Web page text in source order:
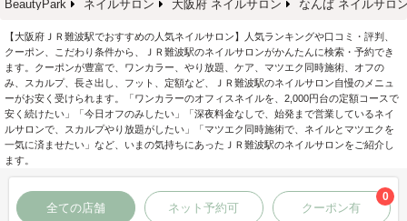
BeautyPark ネイルサロン 大阪府 ネイルサロン なんば ネイルサロ
【大阪府ＪＲ難波駅でおすすめの人気ネイルサロン】人気ランキングや口コミ・評判、
クーポン、こだわり条件から、ＪＲ難波駅のネイルサロンがかんたんに検索・予約でき
ます。クーポンが豊富で、ワンカラー、やり放題、ケア、マツエク同時施術、オフの
み、スカルプ、長さ出し、フット、定額など、ＪＲ難波駅のネイルサロン自慢のメニュ
ーがお安く受けられます。「ワンカラーのオフィスネイルを、2,000円台の定額コースで
安く続けたい」「今日オフのみしたい」「深夜料金なしで、始発まで営業しているネイ
ルサロンで、スカルプやり放題がしたい」「マツエク同時施術で、ネイルとマツエクを
一気に済ませたい」など、いまの気持ちにあったＪＲ難波駅のネイルサロンをご紹介し
ます。
全ての店舗 ネット予約可 クーポン有
0